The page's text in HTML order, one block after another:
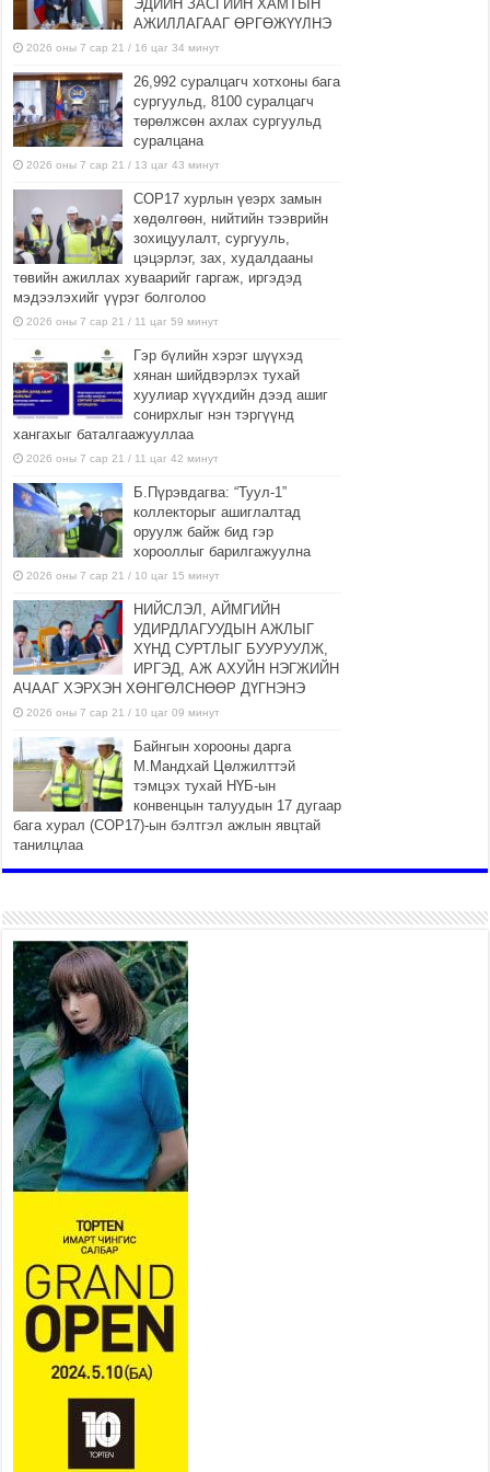
ЭДИЙН ЗАСГИЙН ХАМТЫН
АЖИЛЛАГААГ ӨРГӨЖҮҮЛНЭ
2026 оны 7 сар 21 / 16 цаг 34 минут
26,992 суралцагч хотхоны бага
сургуульд, 8100 суралцагч
төрөлжсөн ахлах сургуульд
суралцана
2026 оны 7 сар 21 / 13 цаг 43 минут
COP17 хурлын үеэрх замын
хөдөлгөөн, нийтийн тээврийн
зохицуулалт, сургууль,
цэцэрлэг, зах, худалдааны
төвийн ажиллах хуваарийг гаргаж, иргэдэд
мэдээлэхийг үүрэг болголоо
2026 оны 7 сар 21 / 11 цаг 59 минут
Гэр бүлийн хэрэг шүүхэд
хянан шийдвэрлэх тухай
хуулиар хүүхдийн дээд ашиг
сонирхлыг нэн тэргүүнд
хангахыг баталгаажууллаа
2026 оны 7 сар 21 / 11 цаг 42 минут
Б.Пүрэвдагва: “Туул-1”
коллекторыг ашиглалтад
оруулж байж бид гэр
хорооллыг барилгажуулна
2026 оны 7 сар 21 / 10 цаг 15 минут
НИЙСЛЭЛ, АЙМГИЙН
УДИРДЛАГУУДЫН АЖЛЫГ
ХҮНД СУРТЛЫГ БУУРУУЛЖ,
ИРГЭД, АЖ АХУЙН НЭГЖИЙН
АЧААГ ХЭРХЭН ХӨНГӨЛСНӨӨР ДҮГНЭНЭ
2026 оны 7 сар 21 / 10 цаг 09 минут
Байнгын хорооны дарга
М.Мандхай Цөлжилттэй
тэмцэх тухай НҮБ-ын
конвенцын талуудын 17 дугаар
бага хурал (СОР17)-ын бэлтгэл ажлын явцтай
танилцлаа
2026 оны 7 сар 21 / 10 цаг 03 минут
байгуулалтын аливаа ажил
инженерийн хангамжийн
байгууллагуудын уялдаа
холбоогүйгээс саатах ёсгүй
2026 оны 7 сар 20 / 17 цаг 21 минут
“Сэлбэ 20 минутын хот”
төслийн анхны 12 давхар
барилгын үндсэн карказ,
цутгалтын ажил дууслаа
2026 оны 7 сар 20 / 17 цаг 17 минут
Мопед, скүүтер, тэдгээртэй адилтгах үзүүлэлт
бүхий тээврийн хэрэгсэлтэй холбоотой
нийслэлийн засаг дарга захирамж гаргалаа
2026 оны 7 сар 20 / 17 цаг 11 минут
Төв цэвэрлэх байгууламжид хоногт дунджаар 3
тонн хатуу хог хаягдал ирж байна
2026 оны 7 сар 20 / 12 цаг 06 минут
“Эхийн алдар” одонгийн шаардлагыг
хөнгөрүүллээ
2026 оны 7 сар 20 / 11 цаг 51 минут
“Жил бүрийн өвөл, жил бүрийн ижил асуудал”
2026 оны 7 сар 20 / 11 цаг 16 минут
Б.Пүрэвдагва: Нийслэлд хийх бүх замыг ус